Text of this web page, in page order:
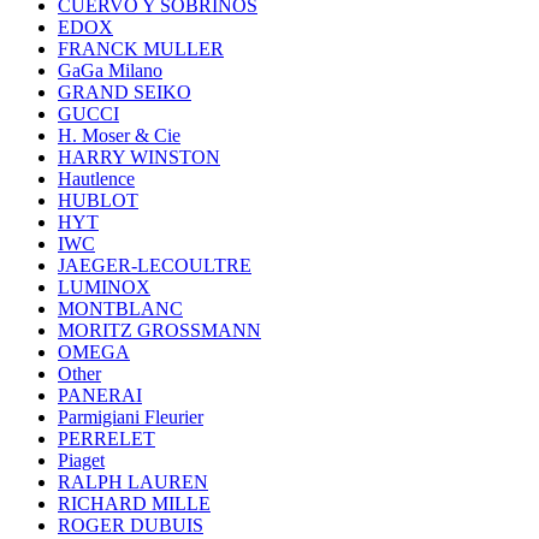
CUERVO Y SOBRINOS
EDOX
FRANCK MULLER
GaGa Milano
GRAND SEIKO
GUCCI
H. Moser & Cie
HARRY WINSTON
Hautlence
HUBLOT
HYT
IWC
JAEGER-LECOULTRE
LUMINOX
MONTBLANC
MORITZ GROSSMANN
OMEGA
Other
PANERAI
Parmigiani Fleurier
PERRELET
Piaget
RALPH LAUREN
RICHARD MILLE
ROGER DUBUIS